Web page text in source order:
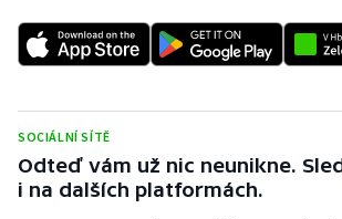
SOCIÁLNÍ SÍTĚ
Odteď vám už nic neunikne.
i na dalších platformách.